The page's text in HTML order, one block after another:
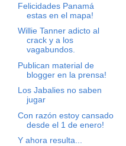
Felicidades Panamá
estas en el mapa!
Willie Tanner adicto al
crack y a los
vagabundos.
Publican material de
blogger en la prensa!
Los Jabalies no saben
jugar
Con razón estoy cansado
desde el 1 de enero!
Y ahora resulta...